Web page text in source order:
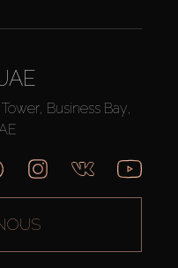
Business Bay,